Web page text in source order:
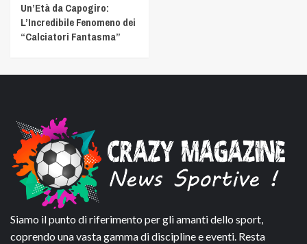
Un’Età da Capogiro:
L’Incredibile Fenomeno dei
“Calciatori Fantasma”
Siamo il punto di riferimento per gli amanti dello sport,
coprendo una vasta gamma di discipline e eventi. Resta